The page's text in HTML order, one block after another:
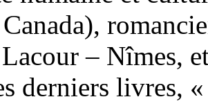
– Nîmes,
derniers livres,